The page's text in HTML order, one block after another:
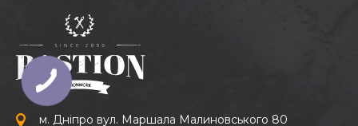
м. Дніпро вул. Маршала Малиновського 80